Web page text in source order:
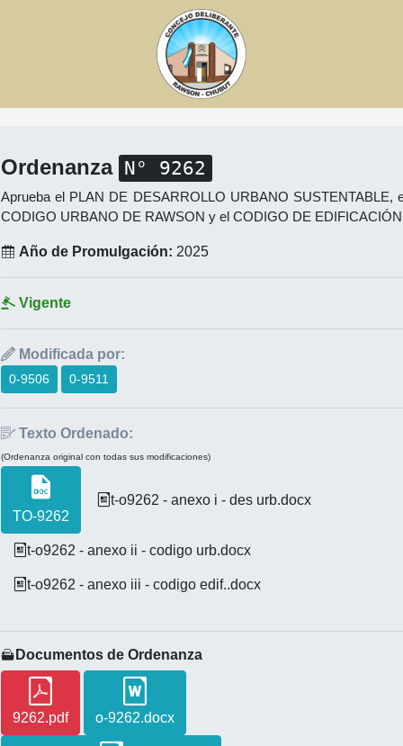
Ordenanza N° 9262
Aprueba el PLAN DE DESARROLLO URBANO SUSTENTABLE,
CODIGO URBANO DE RAWSON y el CODIGO DE
Año de Promulgación: 2025
Vigente
Modificada por:
0-9506 0-9511
Texto Ordenado:
(Ordenanza original con todas sus modificaciones)
TO-9262
t-o9262 - anexo i - des urb.docx
t-o9262 - anexo ii - codigo urb.docx
t-o9262 - anexo iii - codigo edif..docx
Documentos de Ordenanza
9262.pdf o-9262.docx